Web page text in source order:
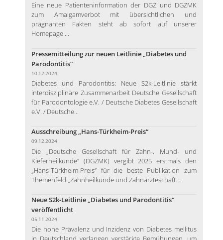
Eine neue Patienteninformation der DGZ und DGZMK
zum Amalgamverbot mit übersichtlichen und
prägnanten Fakten steht ab sofort auf unserer
Homepage ...
Pressemitteilung zur neuen Leitlinie „Diabetes und
Parodontitis“
10.12.2024
Diabetes und Parodontitis: Neue S2k-Leitlinie stärkt
interdisziplinäre Zusammenarbeit Deutsche Gesellschaft
für Parodontologie e.V. / Deutsche Diabetes Gesellschaft
e.V. / Deutsche...
Ausschreibung „Hans-Türkheim-Preis“
09.12.2024
Die „Deutsche Gesellschaft für Zahn-, Mund- und
Kieferheilkunde“ (DGZMK) vergibt 2025 erstmals den
„Hans-Türkheim-Preis“ für die beste Publikation zum
Themenfeld „Zahnheilkunde und Zahnärzteschaft...
Neue S2k-Leitlinie „Diabetes und Parodontitis“
veröffentlicht
05.11.2024
Die hohe Prävalenz und Inzidenz von Diabetes mellitus